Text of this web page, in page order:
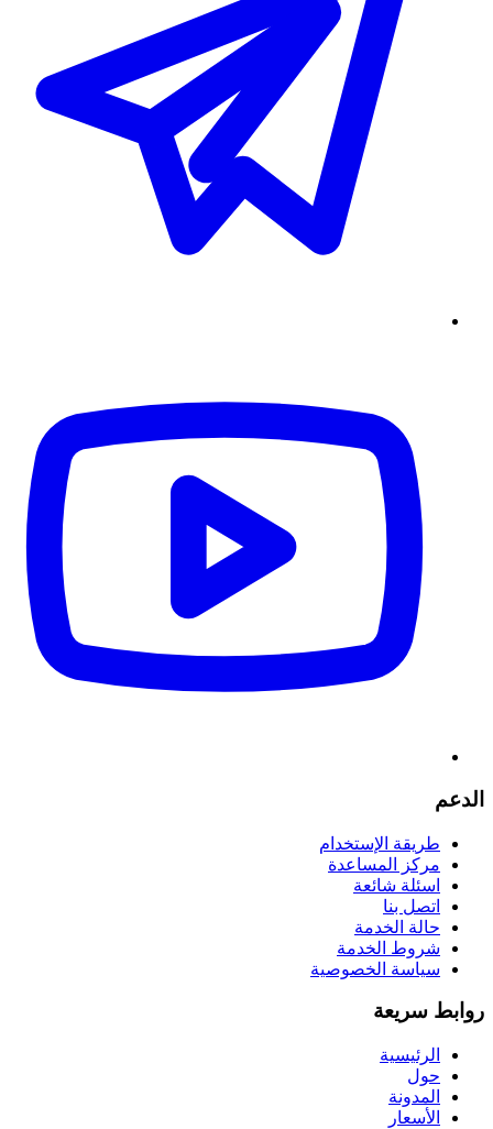
الدعم
طريقة الإستخدام
مركز المساعدة
اسئلة شائعة
اتصل بنا
حالة الخدمة
شروط الخدمة
سياسة الخصوصية
روابط سريعة
الرئيسية
حول
المدونة
الأسعار